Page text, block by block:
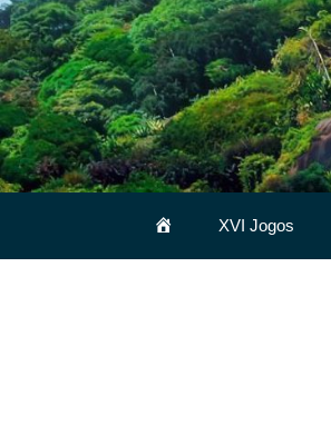
HomeNovaXVI Jogos